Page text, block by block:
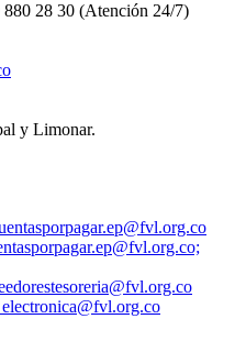
28 30 (Atención 24/7)
y Limonar.